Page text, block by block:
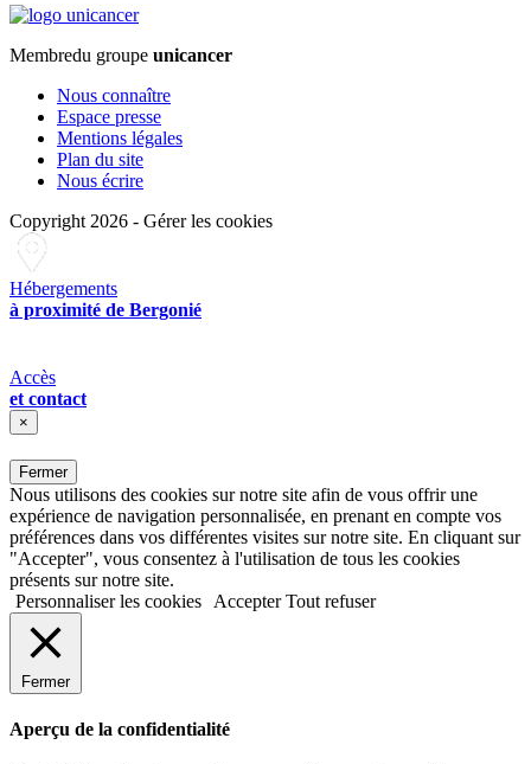
Membredu groupe unicancer
Nous connaître
Espace presse
Mentions légales
Plan du site
Nous écrire
Copyright 2026 - Gérer les cookies
Hébergements
à proximité de Bergonié
Accès
et contact
×
Fermer
Nous utilisons des cookies sur notre site afin de vous offrir une
expérience de navigation personnalisée, en prenant en compte vos
préférences dans vos différentes visites sur notre site. En cliquant sur
"Accepter", vous consentez à l'utilisation de tous les cookies
présents sur notre site.
Personnaliser les cookies
Accepter Tout refuser
Fermer
Aperçu de la confidentialité